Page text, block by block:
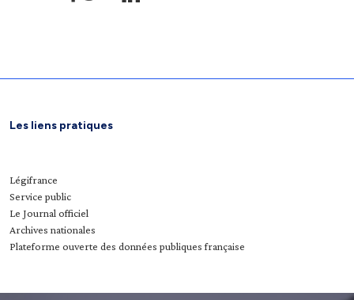
Les liens pratiques
Légifrance
Service public
Le Journal officiel
Archives nationales
Plateforme ouverte des données publiques française